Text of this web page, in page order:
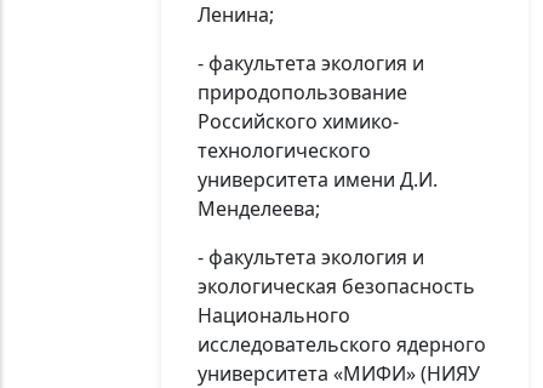
Ленина;
- факультета экология и
природопользование
Российского химико-
технологического
университета имени Д.И.
Менделеева;
- факультета экология и
экологическая безопасность
Национального
исследовательского ядерного
университета «МИФИ» (НИЯУ